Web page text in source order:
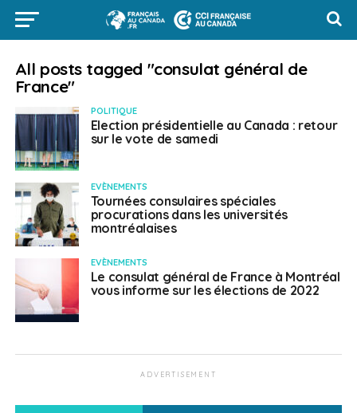
All posts tagged "consulat général de
France"
POLITIQUE
Election présidentielle au Canada : retour
sur le vote de samedi
EVÈNEMENTS
Tournées consulaires spéciales
procurations dans les universités
montréalaises
EVÈNEMENTS
Le consulat général de France à Montréal
vous informe sur les élections de 2022
ADVERTISEMENT